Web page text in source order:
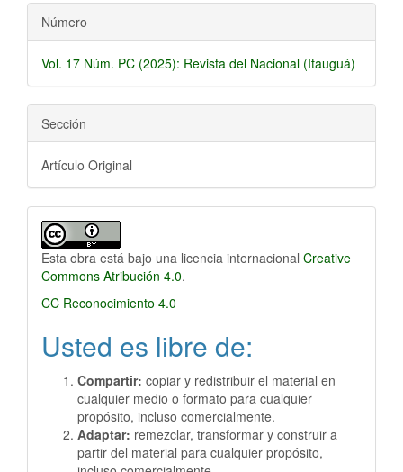
Número
Vol. 17 Núm. PC (2025): Revista del Nacional (Itauguá)
Sección
Artículo Original
Esta obra está bajo una licencia internacional Creative
Commons Atribución 4.0.
CC Reconocimiento 4.0
Usted es libre de:
Compartir: copiar y redistribuir el material en
cualquier medio o formato para cualquier
propósito, incluso comercialmente.
Adaptar: remezclar, transformar y construir a
partir del material para cualquier propósito,